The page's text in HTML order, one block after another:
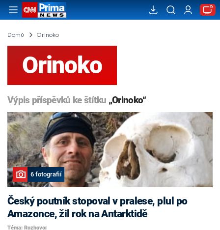
Domů Orinoko
Orinoko
Výpis příspěvků ke štítku „Orinoko“
6 fotografií
Český poutník stopoval v pralese, plul po
Amazonce, žil rok na Antarktidě
Téma: Rozhovor